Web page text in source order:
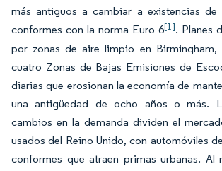
más antiguos a cambiar a existencias de
conformes con la norma Euro 6[1]. Planes
por zonas de aire limpio en Birmingham,
cuatro Zonas de Bajas Emisiones de
diarias que erosionan la economía de
una antigüedad de ocho años o más.
cambios en la demanda dividen el
usados del Reino Unido, con automóviles
conformes que atraen primas urbanas. Al